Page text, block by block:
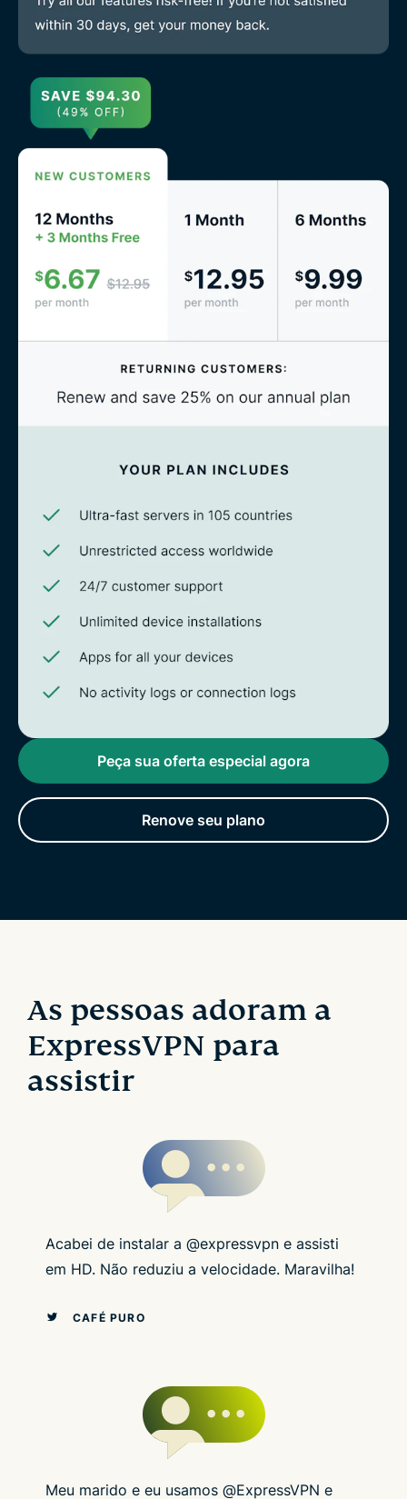
Peça sua oferta especial agora
Renove seu plano
As pessoas adoram a
ExpressVPN para
assistir
Acabei de instalar a @expressvpn e assisti
em HD. Não reduziu a velocidade. Maravilha!
CAFÉ PURO
Meu marido e eu usamos @ExpressVPN e